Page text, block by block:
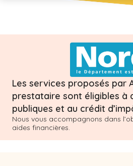
Les services proposés par
prestataire sont éligibles à
publiques et au crédit
Nous vous accompagnons dans
aides financières.